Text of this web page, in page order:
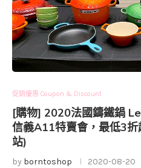
促銷優惠 Coupon & Discount
[購物] 2020法國鑄鐵鍋
信義A11特賣會，最低3
站)
by borntoshop 2020-08-20